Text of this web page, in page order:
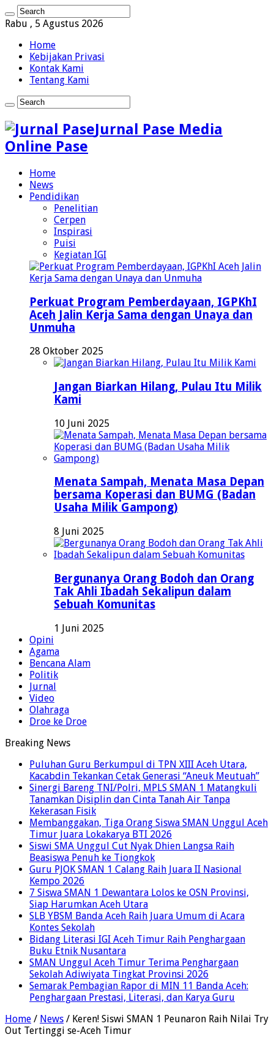
Rabu , 5 Agustus 2026
Home
Kebijakan Privasi
Kontak Kami
Tentang Kami
Jurnal Pase Media
Online Pase
Home
News
Pendidikan
Penelitian
Cerpen
Inspirasi
Puisi
Kegiatan IGI
Perkuat Program Pemberdayaan, IGPKhI
Aceh Jalin Kerja Sama dengan Unaya dan
Unmuha
28 Oktober 2025
Jangan Biarkan Hilang, Pulau Itu Milik
Kami
10 Juni 2025
Menata Sampah, Menata Masa Depan
bersama Koperasi dan BUMG (Badan
Usaha Milik Gampong)
8 Juni 2025
Bergunanya Orang Bodoh dan Orang
Tak Ahli Ibadah Sekalipun dalam
Sebuah Komunitas
1 Juni 2025
Opini
Agama
Bencana Alam
Politik
Jurnal
Video
Olahraga
Droe ke Droe
Breaking News
Puluhan Guru Berkumpul di TPN XIII Aceh Utara,
Kacabdin Tekankan Cetak Generasi “Aneuk Meutuah”
Sinergi Bareng TNI/Polri, MPLS SMAN 1 Matangkuli
Tanamkan Disiplin dan Cinta Tanah Air Tanpa
Kekerasan Fisik
Membanggakan, Tiga Orang Siswa SMAN Unggul Aceh
Timur Juara Lokakarya BTI 2026
Siswi SMA Unggul Cut Nyak Dhien Langsa Raih
Beasiswa Penuh ke Tiongkok
Guru PJOK SMAN 1 Calang Raih Juara II Nasional
Kempo 2026
7 Siswa SMAN 1 Dewantara Lolos ke OSN Provinsi,
Siap Harumkan Aceh Utara
SLB YBSM Banda Aceh Raih Juara Umum di Acara
Kontes Sekolah
Bidang Literasi IGI Aceh Timur Raih Penghargaan
Buku Etnik Nusantara
SMAN Unggul Aceh Timur Terima Penghargaan
Sekolah Adiwiyata Tingkat Provinsi 2026
Semarak Pembagian Rapor di MIN 11 Banda Aceh:
Penghargaan Prestasi, Literasi, dan Karya Guru
Home / News / Keren! Siswi SMAN 1 Peunaron Raih Nilai Try
Out Tertinggi se-Aceh Timur